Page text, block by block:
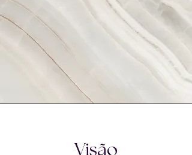
Visão